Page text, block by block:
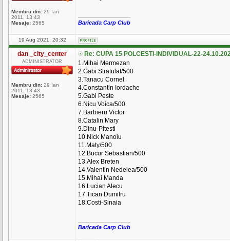
Membru din: 29 Ian
2011, 13:43
Mesaje: 2565
Baricada Carp Club
19 Aug 2021, 20:32
dan _city_center
ADMINISTRATOR
Membru din: 29 Ian
2011, 13:43
Mesaje: 2565
Re: CUPA 15 POLCESTI-INDIVIDUAL-22-
1.Mihai Mermezan
2.Gabi Stratulat/500
3.Tanacu Cornel
4.Constantin Iordache
5.Gabi Peste
6.Nicu Voica/500
7.Barbieru Victor
8.Catalin Mary
9.Dinu-Pitesti
10.Nick Manoiu
11.Maty/500
12.Bucur Sebastian/500
13.Alex Breten
14.Valentin Nedelea/500
15.Mihai Manda
16.Lucian Alecu
17.Tican Dumitru
18.Costi-Sinaia
Baricada Carp Club